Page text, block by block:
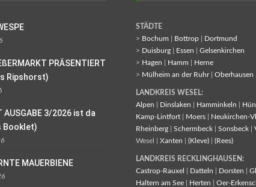
PRÄSENTIERT
Ripshorst)
AUSGABE 3/2026 ist da
Booklet)
MAUERBIENE
STÄDTE
> Bochum Bottrop
Dortmund
> Duisburg Essen
Gelsenkirchen
> Hagen Hamm
Herne
> Mülheim an der Ruhr| Oberhausen
LANDKREIS WESEL:
Alpen
Dinslaken Hamminkeln
Kamp-Lintfort
Moers
Neukirchen-
Rheinberg
Schermbeck Sonsbeck
Wesel | Xanten (Kleve) (Rees)
LANDKREIS RECKLINGHAUSEN:
Castrop-Rauxel
Datteln Dorsten
Haltern am See
Herten
Oer-